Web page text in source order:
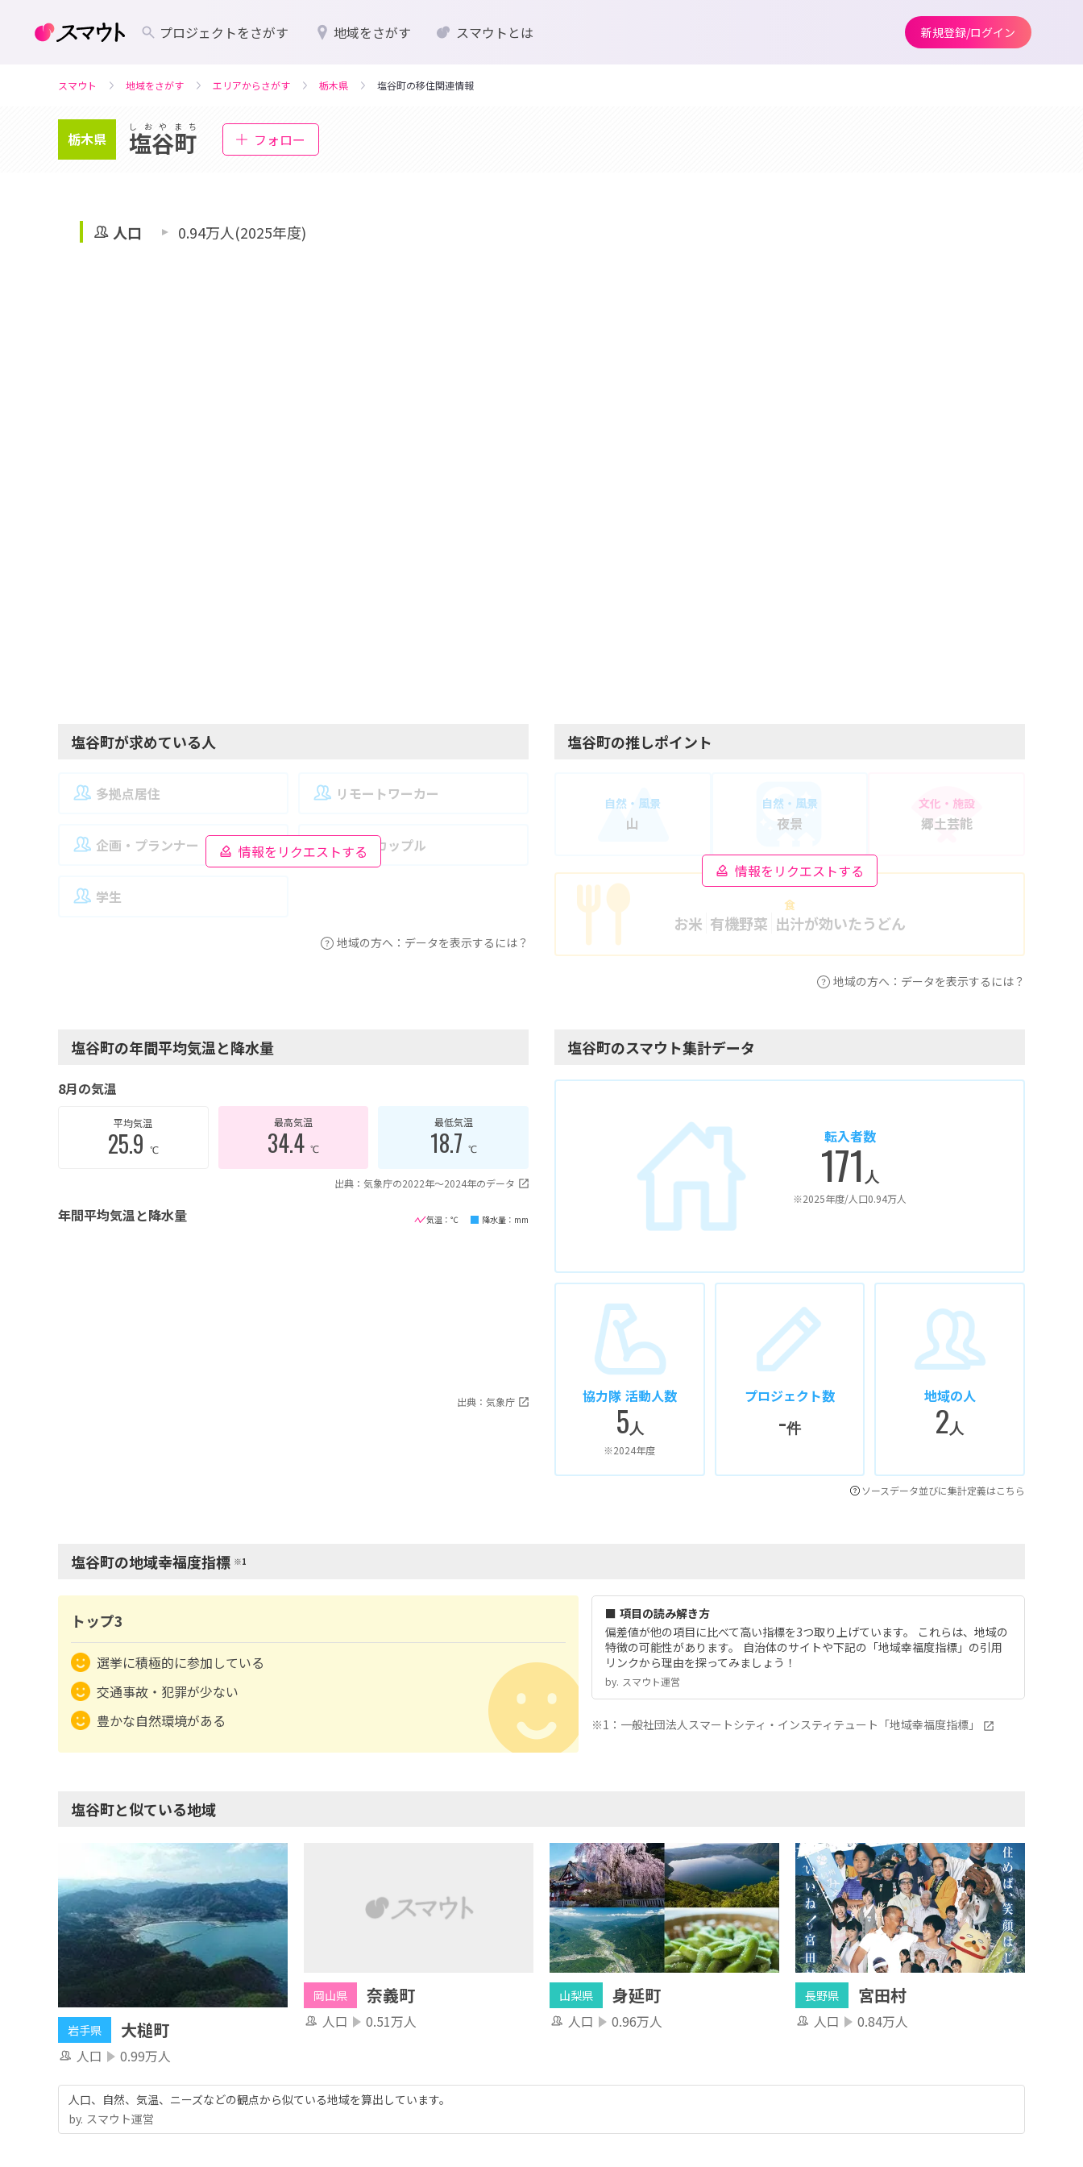
プロジェクトをさがす 地域をさがす スマウトとは 新規登録/ログイン
スマウト 地域をさがす エリアからさがす 栃木県 塩谷町の移住関連情報
栃木県
しおやまち
塩谷町 フォロー
人口 0.94万人(2025年度)
塩谷町が求めている人
情報をリクエストする
多拠点居住 リモートワーカー
企画・プランナー 夫婦・カップル
学生
地域の方へ：データを表示するには？
塩谷町の推しポイント
情報をリクエストする
自然・風景
山
自然・風景
夜景
文化・施設
郷土芸能
食
お米 有機野菜 出汁が効いたうどん
地域の方へ：データを表示するには？
塩谷町の年間平均気温と降水量
8月の気温
平均気温
25.9 ℃
最高気温
34.4 ℃
最低気温
18.7 ℃
出典：気象庁の2022年〜2024年のデータ
年間平均気温と降水量 気温：℃ 降水量：mm
出典：気象庁
塩谷町のスマウト集計データ
転入者数
171 人
※2025年度/人口0.94万人
協力隊 活動人数
5人
※2024年度
プロジェクト数
-件
地域の人
2人
ソースデータ並びに集計定義はこちら
塩谷町の地域幸福度指標 ※1
トップ3
選挙に積極的に参加している
交通事故・犯罪が少ない
豊かな自然環境がある
■ 項目の読み解き方
偏差値が他の項目に比べて高い指標を3つ取り上げています。 これらは、地域の
特徴の可能性があります。 自治体のサイトや下記の「地域幸福度指標」の引用
リンクから理由を探ってみましょう！
by.︎ スマウト運営
※1：一般社団法人スマートシティ・インスティテュート「地域幸福度指標」
塩谷町と似ている地域
岩手県 大槌町
人口 0.99万人
岡山県 奈義町
人口 0.51万人
山梨県 身延町
人口 0.96万人
長野県 宮田村
人口 0.84万人
人口、自然、気温、ニーズなどの観点から似ている地域を算出しています。
by.︎ スマウト運営